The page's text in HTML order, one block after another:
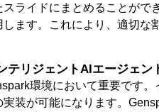
スライドにまとめることが
します。これにより、適切な
テリジェント AIエージェン
環境において重要です。
装が可能になります。